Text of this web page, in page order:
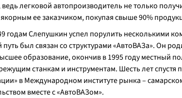
легковой автопроизводитель не только
якорным ее заказчиком, покупая свыше 90%
годам Слепушкин успел порулить несколькими
путь был связан со структурами «АвтоВАЗа». Он
образование, окончив в 1995 году местный
станкам и инструментам. Шесть лет
в Международном институте рынка –
вместе с «АвтоВАЗом».